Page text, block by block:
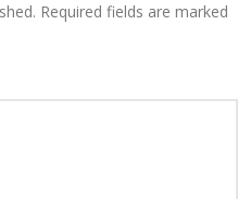
Required fields are marked